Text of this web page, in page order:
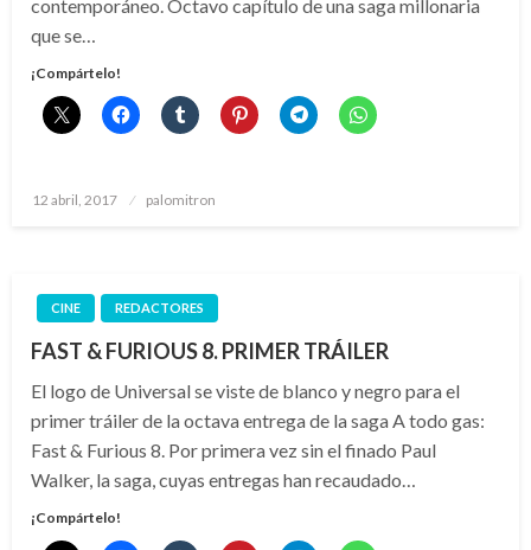
contemporáneo. Octavo capítulo de una saga millonaria
que se…
¡Compártelo!
Publicado
12 abril, 2017 palomitron
CINE REDACTORES
FAST & FURIOUS 8. PRIMER TRÁILER
El logo de Universal se viste de blanco y negro para el
primer tráiler de la octava entrega de la saga A todo gas:
Fast & Furious 8. Por primera vez sin el finado Paul
Walker, la saga, cuyas entregas han recaudado…
¡Compártelo!